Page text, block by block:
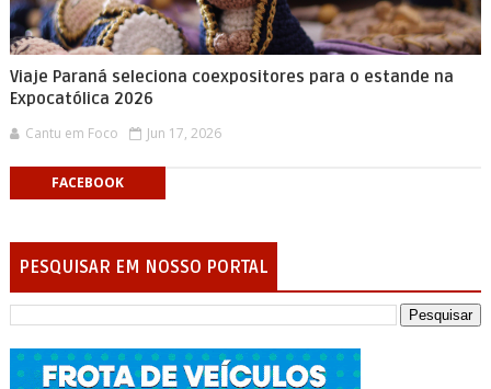
Viaje Paraná seleciona coexpositores para o estande na
Expocatólica 2026
Cantu em Foco Jun 17, 2026
FACEBOOK
PESQUISAR EM NOSSO PORTAL